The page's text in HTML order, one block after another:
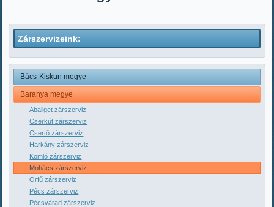
Zárszervizeink:
Bács-Kiskun megye
Baranya megye
Abaliget zárszerviz
Cserkút zárszerviz
Csertő zárszerviz
Harkány zárszerviz
Komló zárszerviz
Mohács zárszerviz
Orfű zárszerviz
Pécs zárszerviz
Pécsvárad zárszerviz